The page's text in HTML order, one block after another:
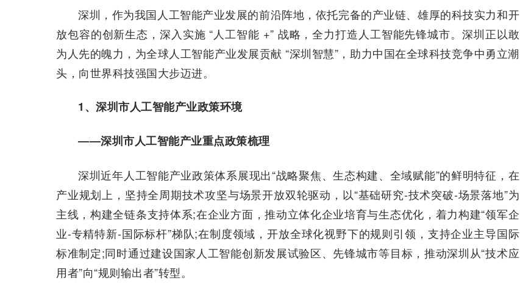
深圳，作为我国人工智能产业发展的前沿阵地，依托完备的产业链、雄厚的科技实力和开
放包容的创新生态，深入实施 “人工智能 +” 战略，全力打造人工智能先锋城市。深圳正以敢
为人先的魄力，为全球人工智能产业发展贡献 “深圳智慧”，助力中国在全球科技竞争中勇立潮
头，向世界科技强国大步迈进。
1、深圳市人工智能产业政策环境
——深圳市人工智能产业重点政策梳理
深圳近年人工智能产业政策体系展现出“战略聚焦、生态构建、全域赋能”的鲜明特征，在
产业规划上，坚持全周期技术攻坚与场景开放双轮驱动​​，以“基础研究-技术突破-场景落地”为
主线，构建全链条支持体系;在企业方面，推动立体化企业培育与生态优化，着力构建“领军企
业-专精特新-国际标杆”梯队;在制度领域，开放全球化视野下的规则引领​​，支持企业主导国际
标准制定;同时通过建设国家人工智能创新发展试验区、先锋城市等目标，推动深圳从“技术应
用者”向“规则输出者”转型。